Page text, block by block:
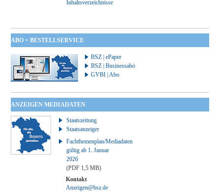
Inhaltsverzeichnisse
ABO + BESTELLSERVICE
BSZ | ePaper
BSZ | Businessabo
GVBI | Abo
ANZEIGEN MEDIADATEN
Staatszeitung
Staatsanzeiger
Fachthemenplan/Mediadaten
gültig ab 1. Januar
2026
(PDF 1,5 MB)
Kontakt
Anzeigen@bsz.de